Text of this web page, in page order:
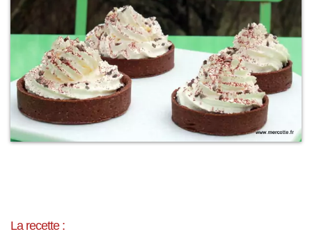
La recette :